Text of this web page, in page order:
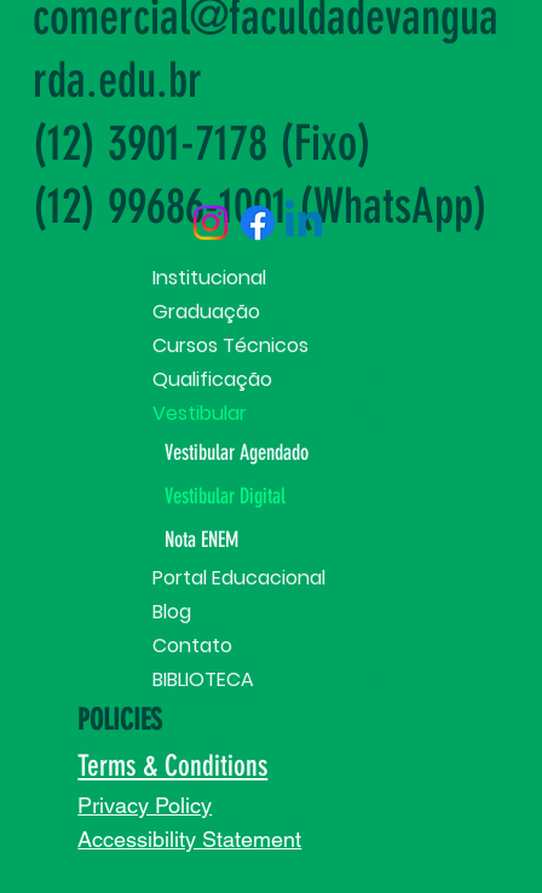
comercial@faculdadevangua
rda.edu.br
(12) 3901-7178 (Fixo)
(12) 99686-1001 (WhatsApp)
Institucional
Graduação
Cursos Técnicos
Qualificação
Vestibular
Vestibular Agendado
Vestibular Digital
Nota ENEM
Portal Educacional
Blog
Contato
BIBLIOTECA
POLICIES
Terms & Conditions
Privacy Policy
Accessibility Statement